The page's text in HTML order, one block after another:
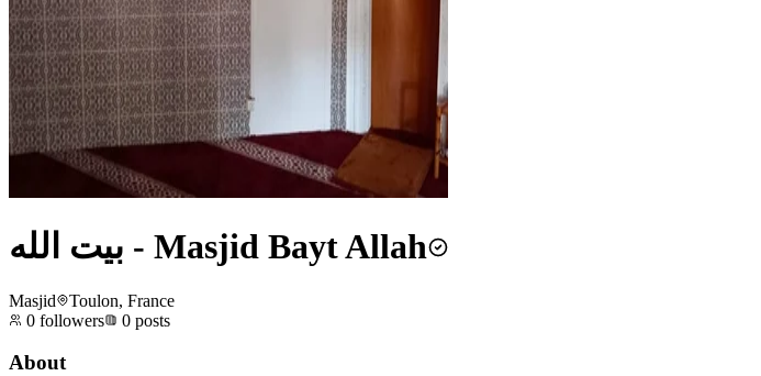
بيت الله - Masjid Bayt Allah
Masjid
Toulon, France
0 followers 0 posts
About